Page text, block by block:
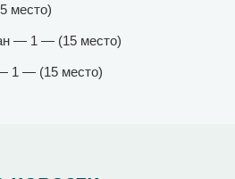
место)
— 1 — (15 место)
1 — (15 место)